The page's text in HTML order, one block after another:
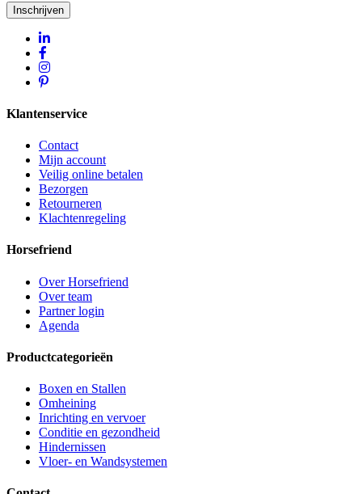
Inschrijven
Klantenservice
Contact
Mijn account
Veilig online betalen
Bezorgen
Retourneren
Klachtenregeling
Horsefriend
Over Horsefriend
Over team
Partner login
Agenda
Productcategorieën
Boxen en Stallen
Omheining
Inrichting en vervoer
Conditie en gezondheid
Hindernissen
Vloer- en Wandsystemen